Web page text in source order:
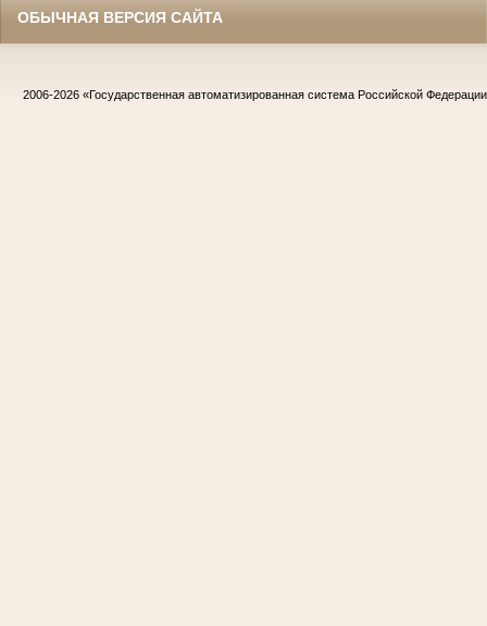
ОБЫЧНАЯ ВЕРСИЯ САЙТА
2006-2026 «Государственная автоматизированная система Российской